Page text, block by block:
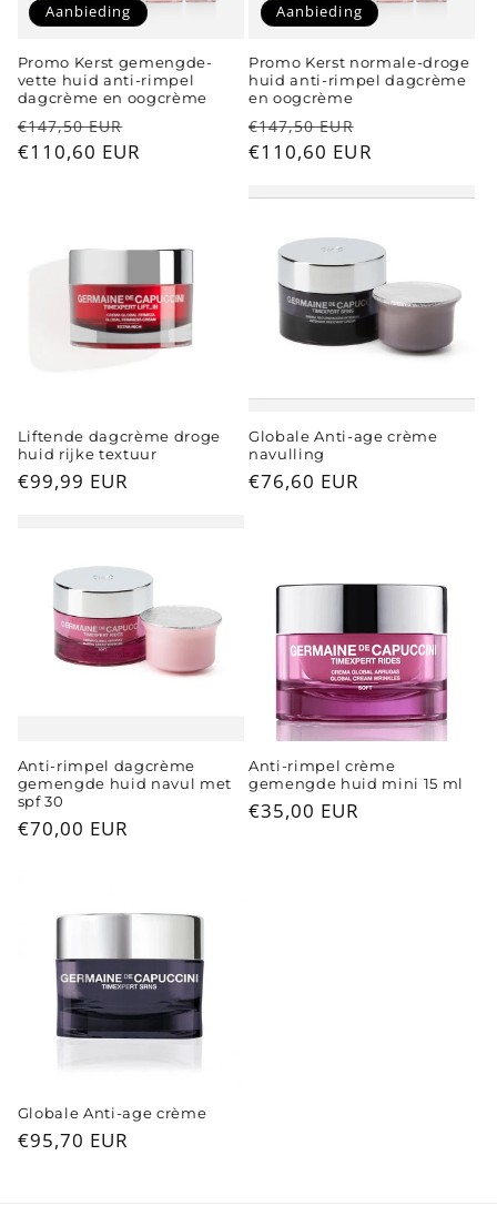
Aanbieding
Promo Kerst gemengde-
vette huid anti-rimpel
dagcrème en oogcrème
Normale
prijs
€147,50 EUR
Aanbiedingsprijs
€110,60 EUR
Aanbieding
Promo Kerst normale-droge
huid anti-rimpel dagcrème
en oogcrème
Normale
prijs
€147,50 EUR
€110,60 EUR
Liftende dagcrème droge
huid rijke textuur
Normale
€99,99 EUR
Globale Anti-age crème
navulling
Normale
€76,60 EUR
Anti-rimpel dagcrème
gemengde huid navul met
spf 30
Normale
€70,00 EUR
Anti-rimpel crème
gemengde huid mini 15 ml
Normale
€35,00 EUR
Globale Anti-age crème
Normale
€95,70 EUR